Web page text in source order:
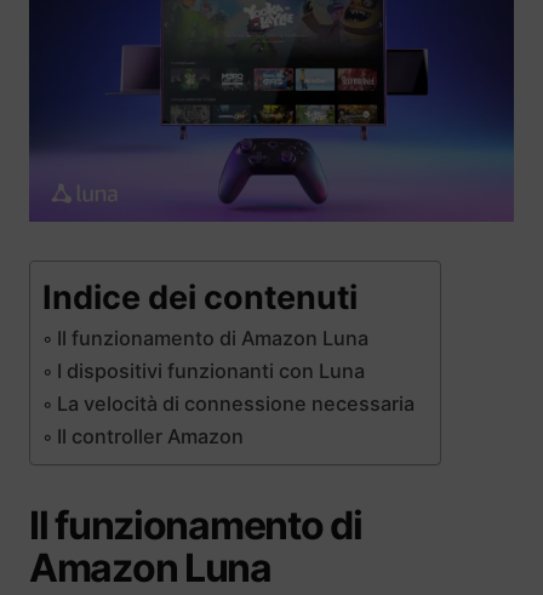
Indice dei contenuti
Il funzionamento di Amazon Luna
I dispositivi funzionanti con Luna
La velocità di connessione necessaria
Il controller Amazon
Il funzionamento di
Amazon Luna